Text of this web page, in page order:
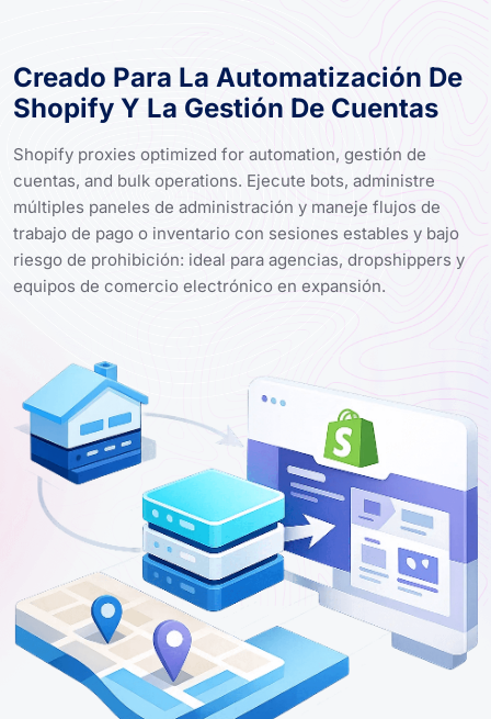
Creado Para La Automatización De
Shopify Y La Gestión De Cuentas
Shopify proxies optimized for automation, gestión de
cuentas, and bulk operations. Ejecute bots, administre
múltiples paneles de administración y maneje flujos de
trabajo de pago o inventario con sesiones estables y bajo
riesgo de prohibición: ideal para agencias, dropshippers y
equipos de comercio electrónico en expansión.